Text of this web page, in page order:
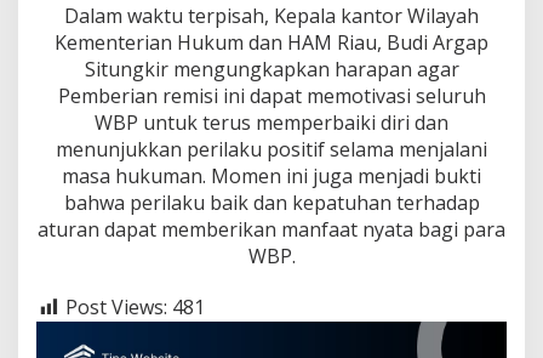
Dalam waktu terpisah, Kepala kantor Wilayah
Kementerian Hukum dan HAM Riau, Budi Argap
Situngkir mengungkapkan harapan agar
Pemberian remisi ini dapat memotivasi seluruh
WBP untuk terus memperbaiki diri dan
menunjukkan perilaku positif selama menjalani
masa hukuman. Momen ini juga menjadi bukti
bahwa perilaku baik dan kepatuhan terhadap
aturan dapat memberikan manfaat nyata bagi para
WBP.
Post Views: 481